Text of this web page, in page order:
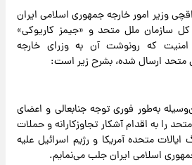
وزیر امور خارجه جمهوری اسلامی ایران
کل سازمان ملل متحد و «جیمز کاریوکی»
که رونوشت آن به وزرای خارجه
ارسال شده، بشرح زیر است:
به‌طور فوری توجه جنابعالی و اعضای
را به اقدام آشکار تجاوزکارانه و حملات
متحده آمریکا و رژیم اسرائیل علیه
اسلامی ایران جلب می‌نمایم.